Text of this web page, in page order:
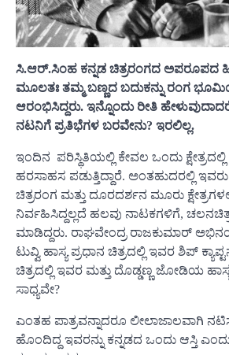
ಸಿ.ಆರ್.ಸಿಂಹ ಕನ್ನಡ ಚಿತ್ರರಂಗದ ಅಪರೂಪದ
ಮೂಲತಃ ತಮ್ಮ ಬಣ್ಣದ ಬದುಕನ್ನು ರಂಗ
ಆರಂಭಿಸಿದ್ದರು. ಇನ್ನೊಂದು ರೀತಿ
ನಟನಿಗೆ ಪ್ರತಿಭೆಗಳ ಬರವೇನು? ಇರಲಿಲ್ಲ.
ಇಂದಿನ ಪರಿಸ್ಥಿತಿಯಲ್ಲಿ ಕೇವಲ ಒಂದು
ಹರಸಾಹಸ ಪಡುತ್ತಿದ್ದಾರೆ. ಅಂತಹುದರಲ್ಲಿ
ಚಿತ್ರರಂಗ ಮತ್ತು ದೂರದರ್ಶನ ಮೂರು
ನಿರ್ವಹಿಸಿದ್ದಲ್ಲದೆ ಹಲವು ನಾಟಕಗಳಿಗೆ,
ಮಾಡಿದ್ದರು. ರಾಘವೇಂದ್ರ ರಾಜಕುಮಾರ್
ಟುವ್ವಿ ಹಾಸ್ಯ ಪ್ರಧಾನ ಚಿತ್ರದಲ್ಲಿ ಇವರ ಶಿಪ್
ಚಿತ್ರದಲ್ಲಿ ಇವರ ಮತ್ತು ದೊಡ್ಡಣ್ಣ ಜೋಡಿಯ
ಸಾಧ್ಯವೇ?
ಎಂತಹ ಪಾತ್ರವನ್ನಾದರೂ ಲೀಲಾಜಾಲವಾಗಿ
ಹೊಂದಿದ್ದ ಇವರನ್ನು ಕನ್ನಡದ ಒಂದು ಆಸ್ತಿ